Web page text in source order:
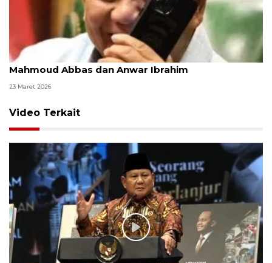
Momen Lebaran, Presiden Prabowo hubungi
Mahmoud Abbas dan Anwar Ibrahim
23 Maret 2026
Video Terkait